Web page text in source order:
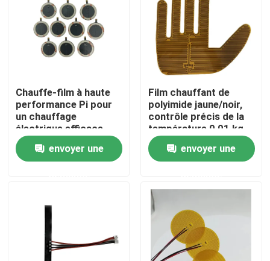
Au sujet de nous
Contrôle de qualité
Nouvelles
Appareil de chauffage flexible de film
Appareil de chauffage de film de pi
Chauffe-film à haute
performance Pi pour
un chauffage
électrique efficace
envoyer une
Film chauffant de
polyimide jaune/noir,
contrôle précis de la
température 0,01 kg
envoyer une